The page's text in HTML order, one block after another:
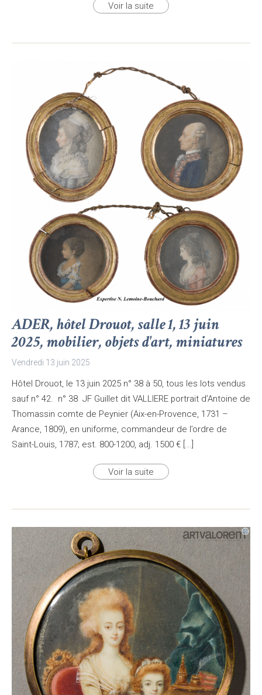
Voir la suite
ADER, hôtel Drouot, salle 1, 13 juin
2025, mobilier, objets d'art, miniatures
Vendredi 13 juin 2025
Hôtel Drouot, le 13 juin 2025 n° 38 à 50, tous les lots vendus
sauf n° 42. n° 38 JF Guillet dit VALLIERE portrait d’Antoine de
Thomassin comte de Peynier (Aix-en-Provence, 1731 –
Arance, 1809), en uniforme, commandeur de l’ordre de
Saint-Louis, 1787; est. 800-1200, adj. 1500 € [...]
Voir la suite